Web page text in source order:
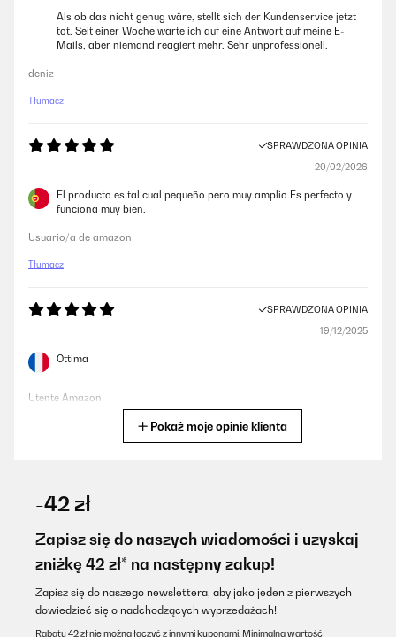
Als ob das nicht genug wäre, stellt sich der Kundenservice jetzt
tot. Seit einer Woche warte ich auf eine Antwort auf meine E-
Mails, aber niemand reagiert mehr. Sehr unprofessionell.
deniz
Tłumacz
SPRAWDZONA OPINIA
20/02/2026
El producto es tal cual pequeño pero muy amplio.Es perfecto y
funciona muy bien.
Usuario/a de amazon
Tłumacz
SPRAWDZONA OPINIA
19/12/2025
Ottima
Utente Amazon
gesagt, habe ich damit nicht gerechnet. Aber die kleine Maschine
ist echt mega, robust und einfach zu bedienen. Keine unnötigen
Funktionen.
Amazon-Benutzer
Tłumacz
Pokaż moje opinie klienta
-42 zł
Zapisz się do naszych wiadomości i uzyskaj
zniżkę 42 zł* na następny zakup!
Zapisz się do naszego newslettera, aby jako jeden z pierwszych
dowiedzieć się o nadchodzących wyprzedażach!
Rabatu 42 zł nie można łączyć z innymi kuponami. Minimalna wartość